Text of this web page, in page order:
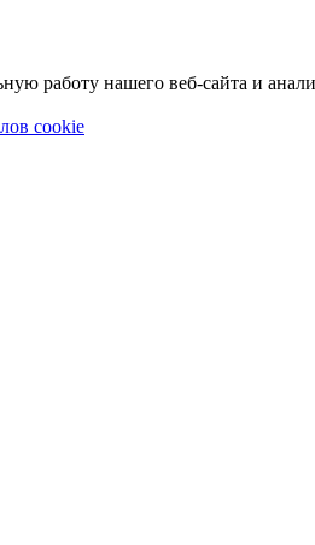
работу нашего веб-сайта и
cookie